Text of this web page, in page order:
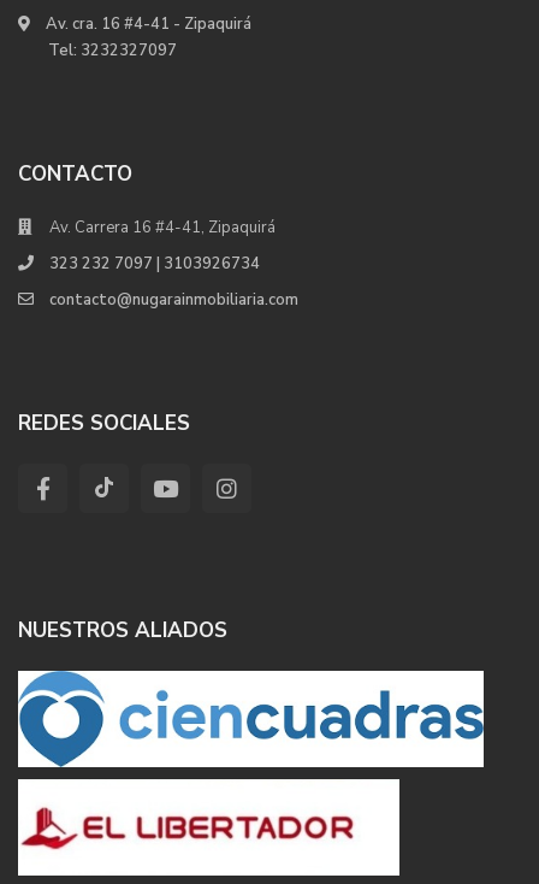
Av. cra. 16 #4-41 - Zipaquirá
Tel: 3232327097
CONTACTO
Av. Carrera 16 #4-41, Zipaquirá
323 232 7097 | 3103926734
contacto@nugarainmobiliaria.com
REDES SOCIALES
NUESTROS ALIADOS